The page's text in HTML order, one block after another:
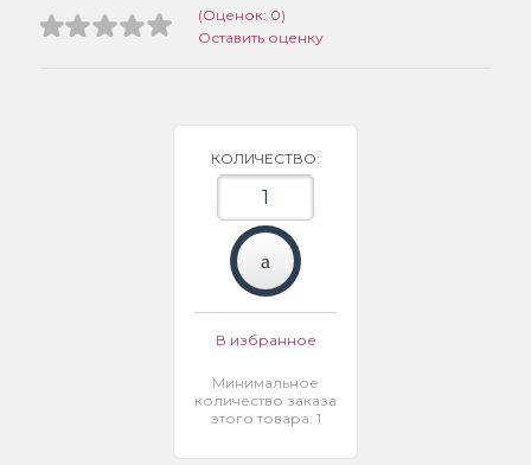
(Оценок: 0)
Оставить оценку
КОЛИЧЕСТВО:
В избранное
Минимальное
количество заказа
этого товара: 1